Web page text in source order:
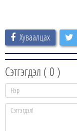
Хуваалцах
Сэтгэгдэл ( 0 )